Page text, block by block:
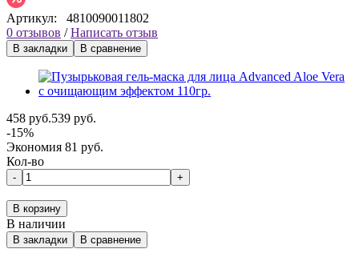
Артикул: 4810090011802
0 отзывов /Написать отзыв
В закладки В сравнение
458 руб.539 руб.
-15%
Экономия 81 руб.
Кол-во
- +
В корзину
В наличии
В закладки В сравнение